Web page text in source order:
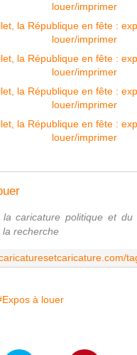
caricature politique et du
la recherche
à louer